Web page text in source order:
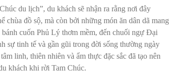
du lịch”, du khách sẽ nhận ra rằng nơi đây
chùa đồ sộ, mà còn bởi những món ăn dân dã mang
cuốn Phủ Lý thơm mềm, đến chuối ngự Đại
sự tinh tế và gần gũi trong đời sống thường ngày
linh, thiên nhiên và ẩm thực đặc sắc đã tạo nên
khách khi rời Tam Chúc.